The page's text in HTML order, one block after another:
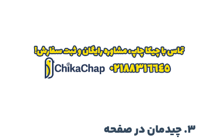
3. چیدمان در صفحه